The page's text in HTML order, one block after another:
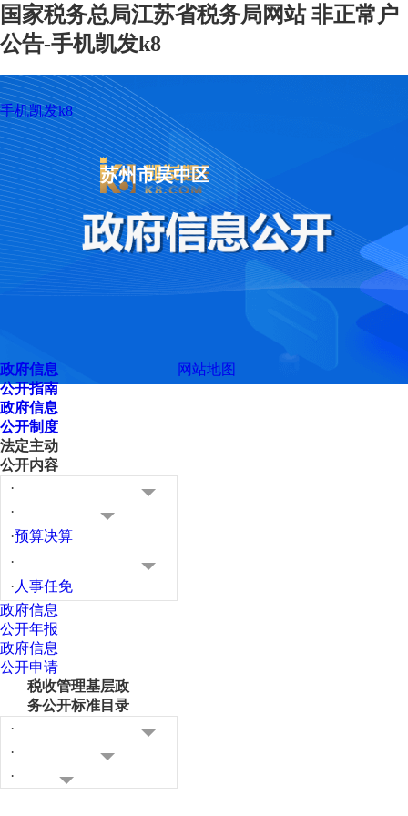
国家税务总局江苏省税务局网站 非正常户
公告-手机凯发k8
手机凯发k8
苏州市吴中区
政府信息
公开指南
政府信息
公开制度
法定主动
公开内容
·
·
·预算决算
·
· 人事任免
政府信息
公开年报
政府信息
公开申请
税收管理基层政
务公开标准目录
·
·
·
网站地图